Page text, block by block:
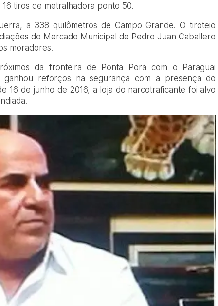
tiros de metralhadora ponto 50.
a 338 quilômetros de Campo Grande. O tiroteio
do Mercado Municipal de Pedro Juan Caballero
moradores.
da fronteira de Ponta Porã com o Paraguai
reforços na segurança com a presença do
16 de junho de 2016, a loja do narcotraficante foi alvo